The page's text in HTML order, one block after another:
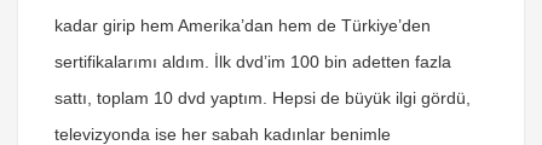
kadar girip hem Amerika’dan hem de Türkiye’den
sertifikalarımı aldım. İlk dvd’im 100 bin adetten fazla
sattı, toplam 10 dvd yaptım. Hepsi de büyük ilgi gördü,
televizyonda ise her sabah kadınlar benimle